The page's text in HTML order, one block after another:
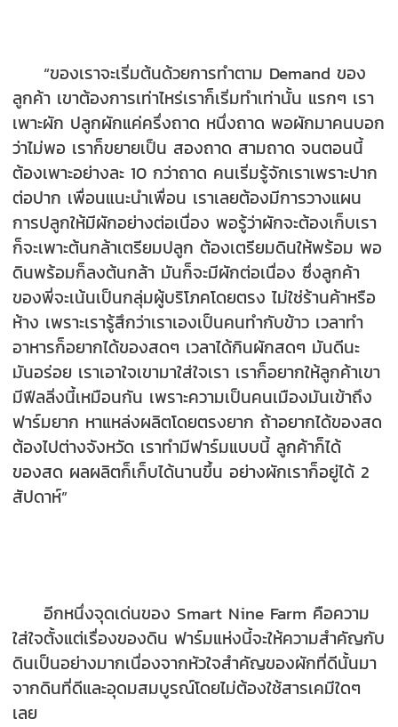
“ของเราจะเริ่มต้นด้วยการทำตาม Demand ของ
ลูกค้า เขาต้องการเท่าไหร่เราก็เริ่มทำเท่านั้น แรกๆ เรา
เพาะผัก ปลูกผักแค่ครึ่งถาด หนึ่งถาด พอผักมาคนบอก
ว่าไม่พอ เราก็ขยายเป็น สองถาด สามถาด จนตอนนี้
ต้องเพาะอย่างละ 10 กว่าถาด คนเริ่มรู้จักเราเพราะปาก
ต่อปาก เพื่อนแนะนำเพื่อน เราเลยต้องมีการวางแผน
การปลูกให้มีผักอย่างต่อเนื่อง พอรู้ว่าผักจะต้องเก็บเรา
ก็จะเพาะต้นกล้าเตรียมปลูก ต้องเตรียมดินให้พร้อม พอ
ดินพร้อมก็ลงต้นกล้า มันก็จะมีผักต่อเนื่อง ซึ่งลูกค้า
ของพี่จะเน้นเป็นกลุ่มผู้บริโภคโดยตรง ไม่ใช่ร้านค้าหรือ
ห้าง เพราะเรารู้สึกว่าเราเองเป็นคนทำกับข้าว เวลาทำ
อาหารก็อยากได้ของสดๆ เวลาได้กินผักสดๆ มันดีนะ
มันอร่อย เราเอาใจเขามาใส่ใจเรา เราก็อยากให้ลูกค้าเขา
มีฟีลลิ่งนี้เหมือนกัน เพราะความเป็นคนเมืองมันเข้าถึง
ฟาร์มยาก หาแหล่งผลิตโดยตรงยาก ถ้าอยากได้ของสด
ต้องไปต่างจังหวัด เราทำมีฟาร์มแบบนี้ ลูกค้าก็ได้
ของสด ผลผลิตก็เก็บได้นานขึ้น อย่างผักเราก็อยู่ได้ 2
สัปดาห์”
อีกหนึ่งจุดเด่นของ Smart Nine Farm คือความ
ใส่ใจตั้งแต่เรื่องของดิน ฟาร์มแห่งนี้จะให้ความสำคัญกับ
ดินเป็นอย่างมากเนื่องจากหัวใจสำคัญของผักที่ดีนั้นมา
จากดินที่ดีและอุดมสมบูรณ์โดยไม่ต้องใช้สารเคมีใดๆ
เลย